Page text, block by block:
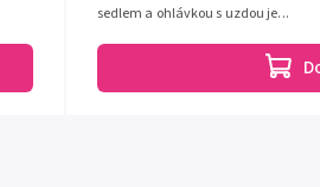
sedlem a ohlávkou s uzdou je...